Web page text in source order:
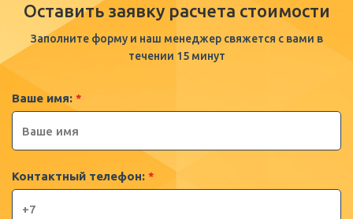
Оставить заявку расчета стоимости
Заполните форму и наш менеджер свяжется с вами в
течении 15 минут
Ваше имя: *
Контактный телефон: *